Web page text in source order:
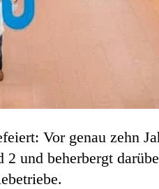
Vor genau zehn
und beherbergt